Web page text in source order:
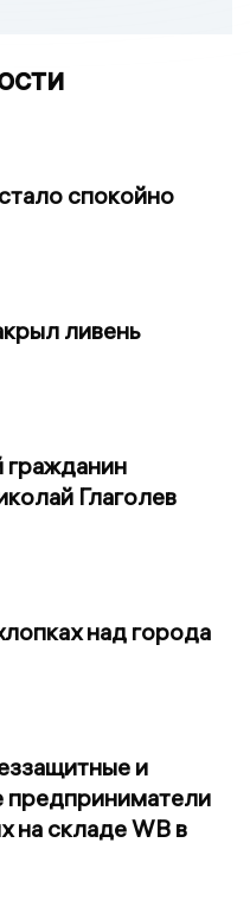
спокойно
ливень
гражданин
Глаголев
над города
и
предприниматели
на складе WB в